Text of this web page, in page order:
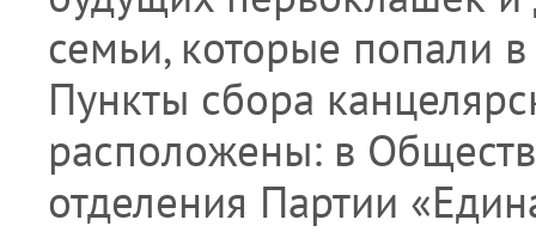
семьи, которые попали
Пункты сбора
расположены: в
отделения Партии